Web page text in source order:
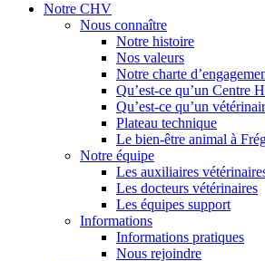
Notre CHV
Nous connaître
Notre histoire
Nos valeurs
Notre charte
Qu’est-ce qu’un Centre
Qu’est-ce qu’un
Plateau technique
Le bien-être animal à
Notre équipe
Les auxiliaires
Les docteurs vétérinaires
Les équipes support
Informations
Informations pratiques
Nous rejoindre